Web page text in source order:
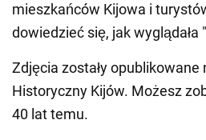
mieszkańców Kijowa i
dowiedzieć się, jak
Zdjęcia zostały opublikowane
Historyczny Kijów. Możesz
40 lat temu.